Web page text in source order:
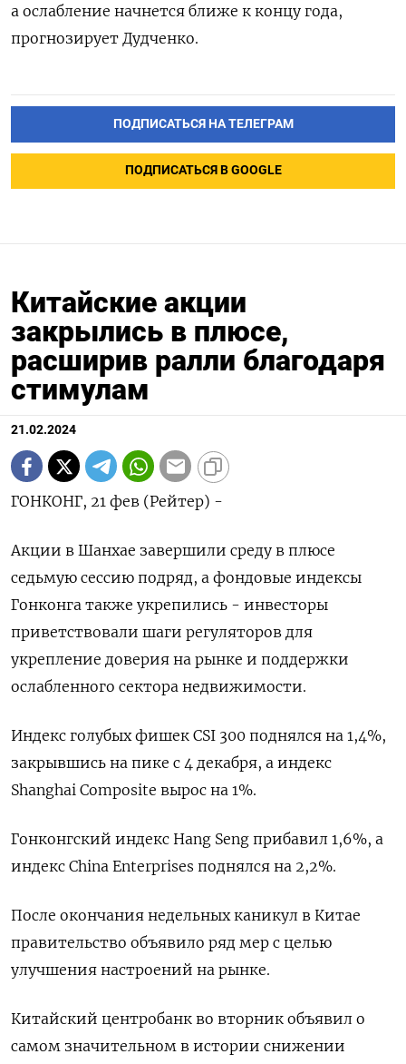
а ослабление начнется ближе к концу года,
прогнозирует Дудченко.
ПОДПИСАТЬСЯ НА ТЕЛЕГРАМ
ПОДПИСАТЬСЯ В GOOGLE
Китайские акции
закрылись в плюсе,
расширив ралли благодаря
стимулам
21.02.2024
ГОНКОНГ, 21 фев (Рейтер) -
Акции в Шанхае завершили среду в плюсе
седьмую сессию подряд, а фондовые индексы
Гонконга также укрепились - инвесторы
приветствовали шаги регуляторов для
укрепление доверия на рынке и поддержки
ослабленного сектора недвижимости.
Индекс голубых фишек CSI 300 поднялся на 1,4%,
закрывшись на пике с 4 декабря, а индекс
Shanghai Composite вырос на 1%.
Гонконгский индекс Hang Seng прибавил 1,6%, а
индекс China Enterprises поднялся на 2,2%.
После окончания недельных каникул в Китае
правительство объявило ряд мер с целью
улучшения настроений на рынке.
Китайский центробанк во вторник объявил о
самом значительном в истории снижении